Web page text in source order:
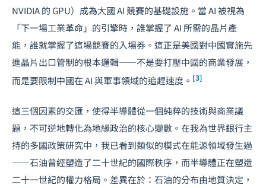
NVIDIA 的 GPU）成為大國 AI 競賽的基礎設施。當 AI 被視為
「下一場工業革命」的引擎時，誰掌握了 AI 所需的晶片產
能，誰就掌握了這場競賽的入場券。這正是美國對中國實施先
進晶片出口管制的根本邏輯——不是要打壓中國的商業發展，
而是要限制中國在 AI 與軍事領域的追趕速度。 [3]
這三個因素的交匯，使得半導體從一個純粹的技術與商業議
題，不可逆地轉化為地緣政治的核心變數。在我為世界銀行主
持的多國政策研究中，我已看到類似的模式在能源領域發生過
——石油曾經塑造了二十世紀的國際秩序，而半導體正在塑造
二十一世紀的權力格局。差異在於：石油的分布由地質決定，